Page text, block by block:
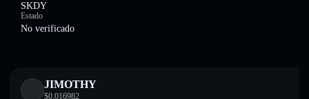
SKDY
Estado
No verificado
JIMOTHY
$0.016982